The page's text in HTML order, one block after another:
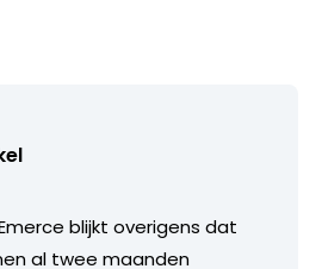
blijkt overigens dat
al twee maanden